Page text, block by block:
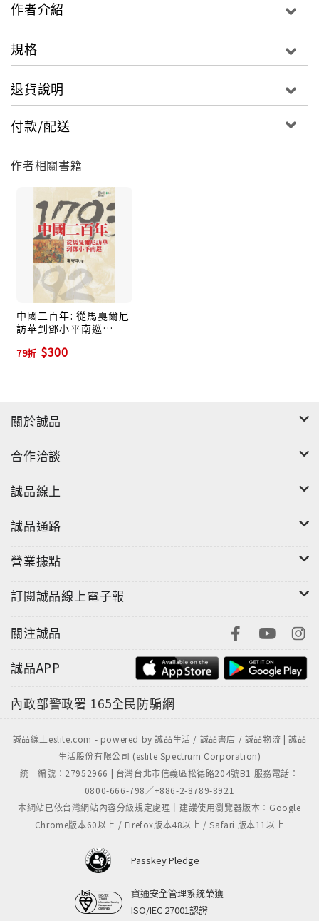
知名者，也是爭議最多者，於是他就獨攬了長城功過。
也不是最後一個。只因為最負盛名，他不得不獨自接受
的長城往事。
作者介紹
規格
退貨說明
付款/配送
作者相關書籍
中國二百年: 從馬戛爾尼
訪華到鄧小平南巡
79折 $300
關於誠品
合作洽談
誠品線上
誠品通路
營業據點
訂閱誠品線上電子報
關注誠品
誠品APP
內政部警政署 165全民防騙網
誠品線上eslite.com - powered by 誠品生活 / 誠品書店 / 誠品物流 | 誠品
生活股份有限公司 (eslite Spectrum Corporation)
統一編號：27952966 | 台灣台北市信義區松德路204號B1 服務電話：
0800-666-798／+886-2-8789-8921
本網站已依台灣網站內容分級規定處理｜建議使用瀏覽器版本：Google
Chrome版本60以上 / Firefox版本48以上 / Safari 版本11以上
Passkey Pledge
資通安全管理系統榮獲
ISO/IEC 27001認證